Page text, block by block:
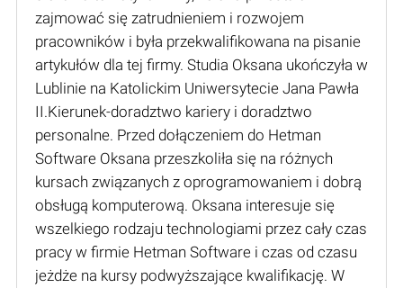
zajmować się zatrudnieniem i rozwojem
pracowników i była przekwalifikowana na pisanie
artykułów dla tej firmy. Studia Oksana ukończyła w
Lublinie na Katolickim Uniwersytecie Jana Pawła
II.Kierunek-doradztwo kariery i doradztwo
personalne. Przed dołączeniem do Hetman
Software Oksana przeszkoliła się na różnych
kursach związanych z oprogramowaniem i dobrą
obsługą komputerową. Oksana interesuje się
wszelkiego rodzaju technologiami przez cały czas
pracy w firmie Hetman Software i czas od czasu
jeżdże na kursy podwyższające kwalifikację. W